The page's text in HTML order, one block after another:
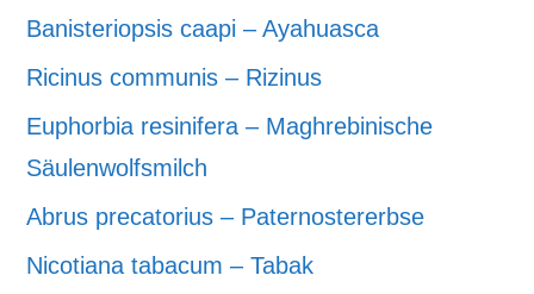
Banisteriopsis caapi – Ayahuasca
Ricinus communis – Rizinus
Euphorbia resinifera – Maghrebinische
Säulenwolfsmilch
Abrus precatorius – Paternostererbse
Nicotiana tabacum – Tabak